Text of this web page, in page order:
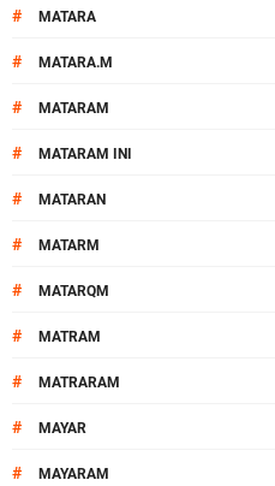
# MATARA
# MATARA.M
# MATARAM
# MATARAM INI
# MATARAN
# MATARM
# MATARQM
# MATRAM
# MATRARAM
# MAYAR
# MAYARAM